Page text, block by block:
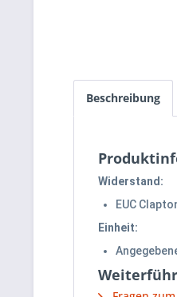
Beschreibung
Widerstand:
EUC
Einheit: